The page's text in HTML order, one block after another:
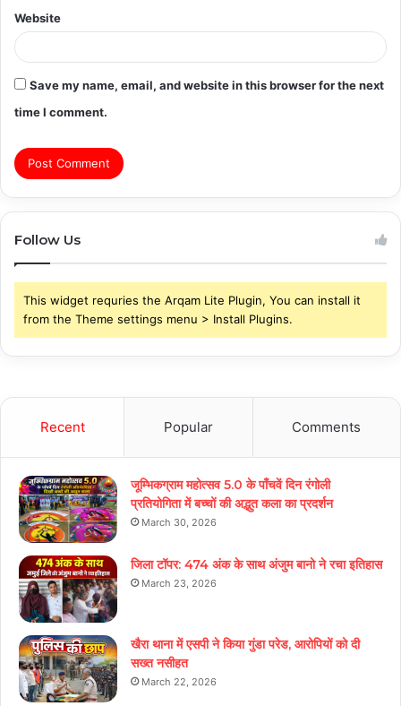
Website
Save my name, email, and website in this browser for the next
time I comment.
Follow Us
This widget requries the Arqam Lite Plugin, You can install it
from the Theme settings menu > Install Plugins.
Recent Popular Comments
जूम्भिकग्राम महोत्सव 5.0 के पाँचवें दिन रंगोली
प्रतियोगिता में बच्चों की अद्भुत कला का प्रदर्शन
March 30, 2026
जिला टॉपर: 474 अंक के साथ अंजुम बानो ने रचा इतिहास
March 23, 2026
खैरा थाना में एसपी ने किया गुंडा परेड, आरोपियों को दी
सख्त नसीहत
March 22, 2026